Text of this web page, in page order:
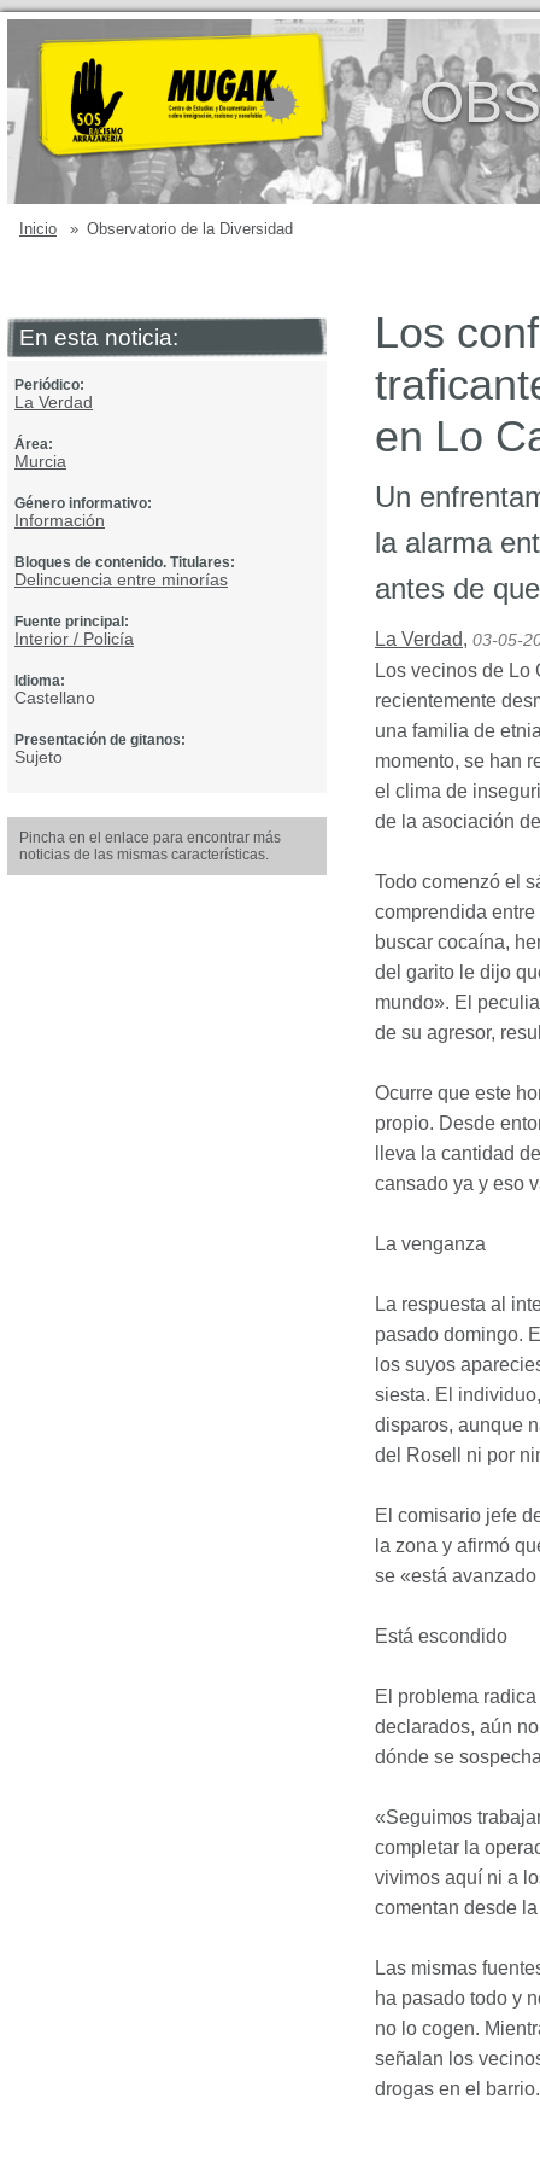
Inicio » Observatorio de la Diversidad
En esta noticia:
Periódico:
La Verdad
Área:
Murcia
Género informativo:
Información
Bloques de contenido. Titulares:
Delincuencia entre minorías
Fuente principal:
Interior / Policía
Idioma:
Castellano
Presentación de gitanos:
Sujeto
Pincha en el enlace para encontrar más
noticias de las mismas características.
Los
en Lo
Un
la alarma
antes de
La Verdad, 03-05-
Los vecinos de Lo
recientemente
una familia de
momento, se han
el clima de
de la asociación
Todo comenzó el
comprendida
buscar cocaína,
del garito le dijo
mundo». El
de su agresor,
Ocurre que este
propio. Desde
lleva la cantidad
cansado ya y eso
La venganza
La respuesta al
pasado domingo.
los suyos
siesta. El
disparos, aunque
del Rosell ni por
El comisario jefe
la zona y afirmó
se «está
Está escondido
El problema
declarados, aún
dónde se
«Seguimos
completar la
vivimos aquí ni a
comentan desde
Las mismas
ha pasado todo y
no lo cogen.
señalan los
drogas en el barrio.